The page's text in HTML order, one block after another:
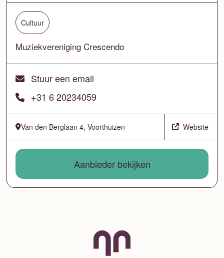
Cultuur
Muziekvereniging Crescendo
Stuur een email
+31 6 20234059
Van den Berglaan 4, Voorthuizen Website
Aanbieder bekijken